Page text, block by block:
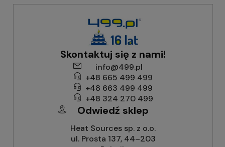
Skontaktuj się z nami!
info@499.pl
+48 665 499 499
+48 663 499 499
+48 324 270 499
Odwiedź sklep
Heat Sources sp. z o.o.
ul. Prosta 137, 44–203